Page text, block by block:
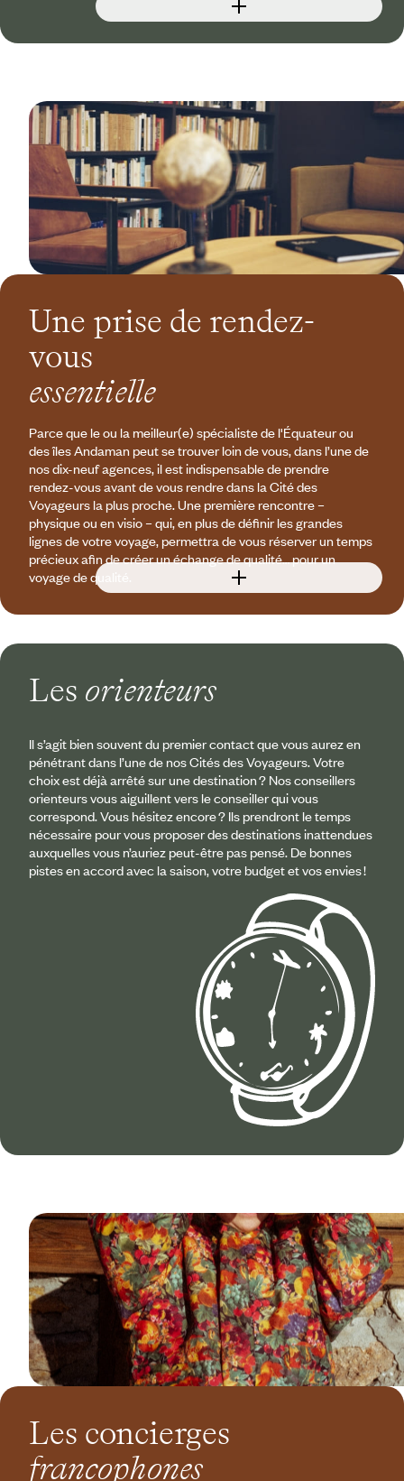
Une prise de rendez-
vous
essentielle
Parce que le ou la meilleur(e) spécialiste de l'Équateur ou
des îles Andaman peut se trouver loin de vous, dans l’une de
nos dix-neuf agences, il est indispensable de prendre
rendez-vous avant de vous rendre dans la Cité des
Voyageurs la plus proche. Une première rencontre –
physique ou en visio – qui, en plus de définir les grandes
lignes de votre voyage, permettra de vous réserver un temps
précieux afin de créer un échange de qualité… pour un
voyage de qualité.
Les orienteurs
Il s’agit bien souvent du premier contact que vous aurez en
pénétrant dans l’une de nos Cités des Voyageurs. Votre
choix est déjà arrêté sur une destination ? Nos conseillers
orienteurs vous aiguillent vers le conseiller qui vous
correspond. Vous hésitez encore ? Ils prendront le temps
nécessaire pour vous proposer des destinations inattendues
auxquelles vous n’auriez peut-être pas pensé. De bonnes
pistes en accord avec la saison, votre budget et vos envies !
Les concierges
francophones